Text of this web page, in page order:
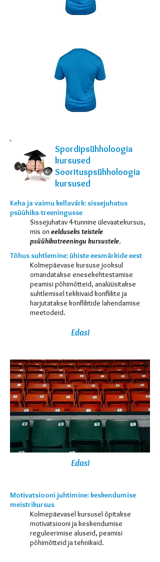
Spordipsühholoogia
kursused
Soorituspsühholoogia
kursused
Keha ja vaimu kellavärk: sissejuhatus
psüühika-treeningusse
Sissejuhatav 4-tunnine ülevaatekursus,
mis on eelduseks teistele
psüühikatreeningu kursustele.
Tõhus suhtlemine: ühiste eesmärkide eest
Kolmepäevase kursuse jooksul
omandatakse enesekehtestamise
peamisi põhimõtteid, analüüsitakse
suhtlemisel tekkivaid konflikte ja
harjutatakse konfliktide lahendamise
meetodeid.
Edasi
Edasi
Motivatsiooni juhtimine: keskendumise
meistrikursus
Kolmepäevasel kursusel õpitakse
motivatsiooni ja keskendumise
reguleerimise aluseid, peamisi
põhimõtteid ja tehnikaid.